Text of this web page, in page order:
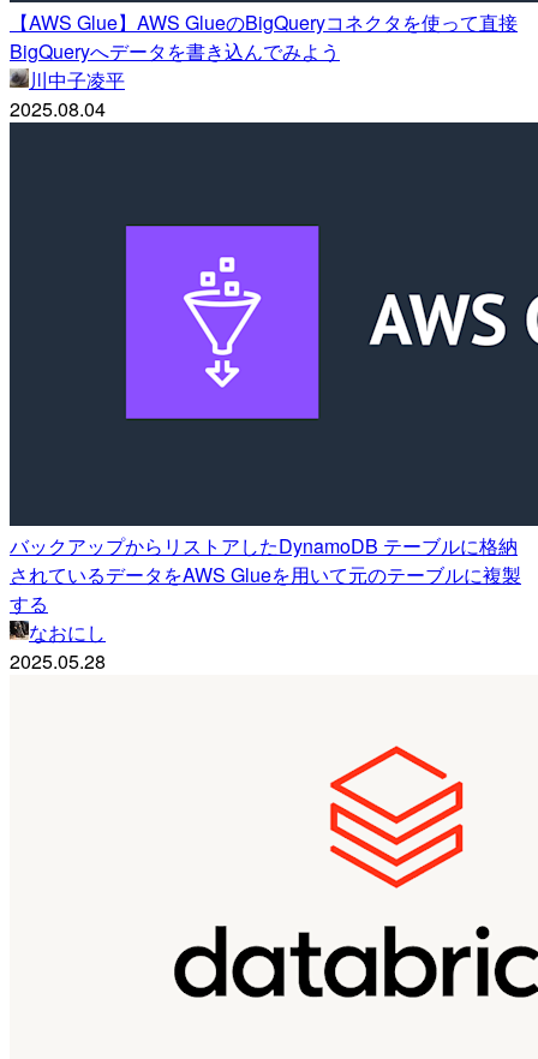
【AWS Glue】AWS GlueのBigQueryコネクタを使って直接
BigQueryへデータを書き込んでみよう
川中子凌平
2025.08.04
バックアップからリストアしたDynamoDB テーブルに格納
されているデータをAWS Glueを用いて元のテーブルに複製
する
なおにし
2025.05.28